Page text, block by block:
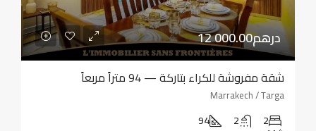
12 000.00درهم
شقة مفروشة للكراء بتاركة — 94 متراً مربعاً
Marrakech / Targa
2
2
94